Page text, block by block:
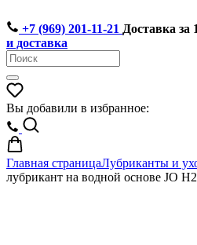
+7 (969) 201-11-21 Доставка за
и доставка
Вы добавили в избранное:
Главная страницаЛубриканты и
лубрикант на водной основе JO